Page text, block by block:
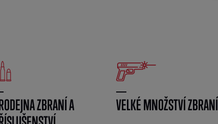
ZBRANÍ A
VELKÉ MNOŽSTVÍ ZBRANÍ